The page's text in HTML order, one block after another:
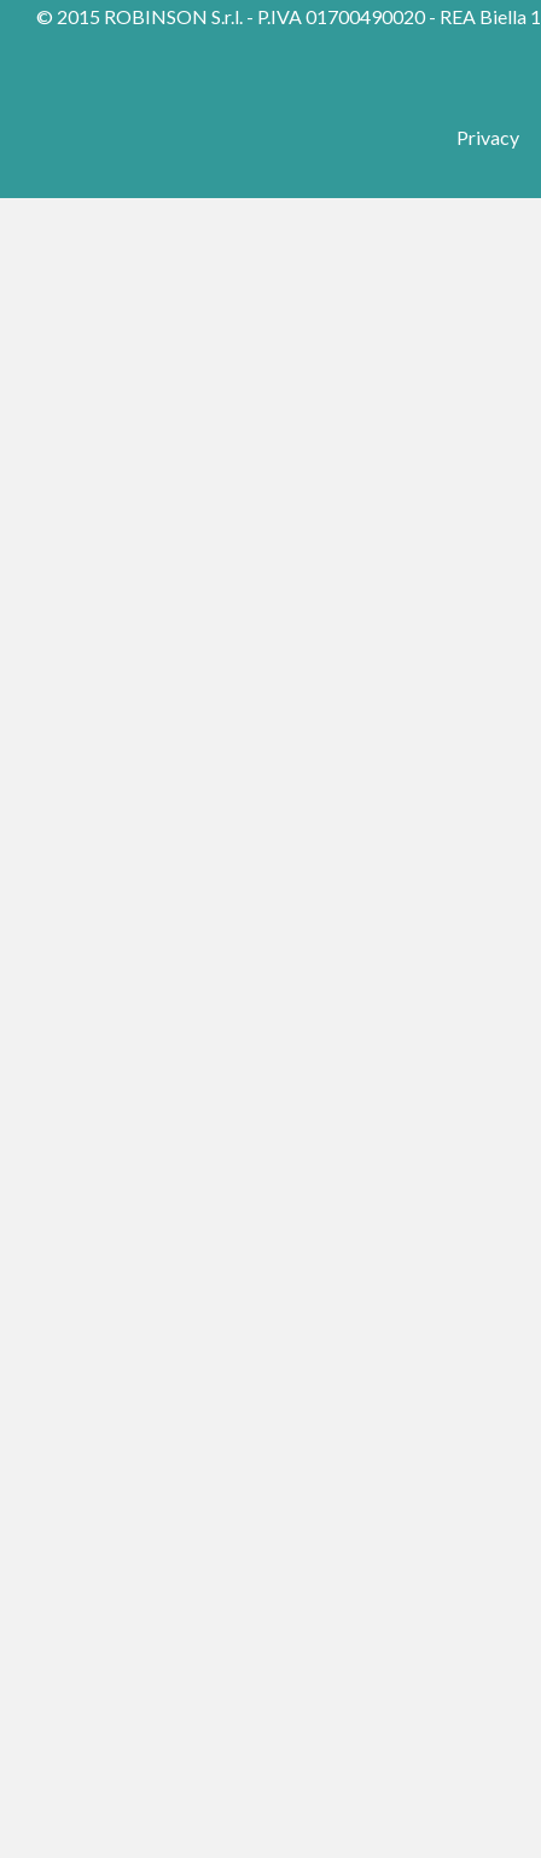
© 2015 ROBINSON S.r.l. - P.IVA 01700490020 - REA Biella
Privacy